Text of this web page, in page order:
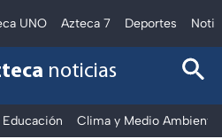
UNO Azteca 7 Deportes
noticias
Educación Clima y Medio Ambiente